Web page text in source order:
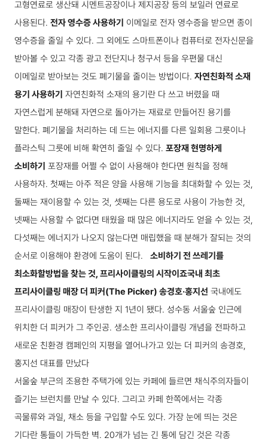
고형연료로 생산돼 시멘트공장이나 제지공장 등의 보일러 연료로
사용된다. 전자 영수증 사용하기 이메일로 전자 영수증을 받으면 종이
영수증을 줄일 수 있다. 그 외에도 스마트폰이나 컴퓨터로 전자신문을
받아볼 수 있고 각종 광고 전단지나 청구서 등을 우편물 대신
이메일로 받아보는 것도 폐기물을 줄이는 방법이다. 자연친화적 소재
용기 사용하기 자연친화적 소재의 용기란 다 쓰고 버렸을 때
자연스럽게 분해돼 자연으로 돌아가는 재료로 만들어진 용기를
말한다. 폐기물을 처리하는 데 드는 에너지를 다른 일회용 그릇이나
플라스틱 그릇에 비해 확연히 줄일 수 있다. 포장재 현명하게
소비하기 포장재를 어쩔 수 없이 사용해야 한다면 원칙을 정해
사용하자. 첫째는 아주 적은 양을 사용해 기능을 최대화할 수 있는 것,
둘째는 재이용할 수 있는 것, 셋째는 다른 용도로 사용이 가능한 것,
넷째는 사용할 수 없다면 태웠을 때 많은 에너지라도 얻을 수 있는 것,
다섯째는 에너지가 나오지 않는다면 매립했을 때 분해가 잘되는 것의
순서로 이용해야 환경에 도움이 된다.
소비하기 전 쓰레기를
최소화할방법을 찾는 것, 프리사이클링의 시작이죠국내 최초
프리사이클링 매장 더 피커(The Picker) 송경호·홍지선 국내에도
프리사이클링 매장이 탄생한 지 1년이 됐다. 성수동 서울숲 인근에
위치한 더 피커가 그 주인공. 생소한 프리사이클링 개념을 전파하고
새로운 친환경 캠페인의 지평을 열어나가고 있는 더 피커의 송경호,
홍지선 대표를 만났다
서울숲 부근의 조용한 주택가에 있는 카페에 들르면 채식주의자들이
즐기는 브런치를 만날 수 있다. 그리고 카페 한쪽에서는 각종
곡물류와 과일, 채소 등을 구입할 수도 있다. 가장 눈에 띄는 것은
기다란 통들이 가득한 벽. 20개가 넘는 긴 통에 담긴 것은 각종